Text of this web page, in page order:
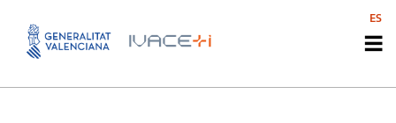
NEWS INNOAGENTS , NOTICIAS INNOAGENTS
ES